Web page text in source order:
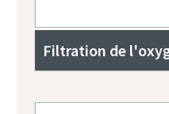
Filtration de